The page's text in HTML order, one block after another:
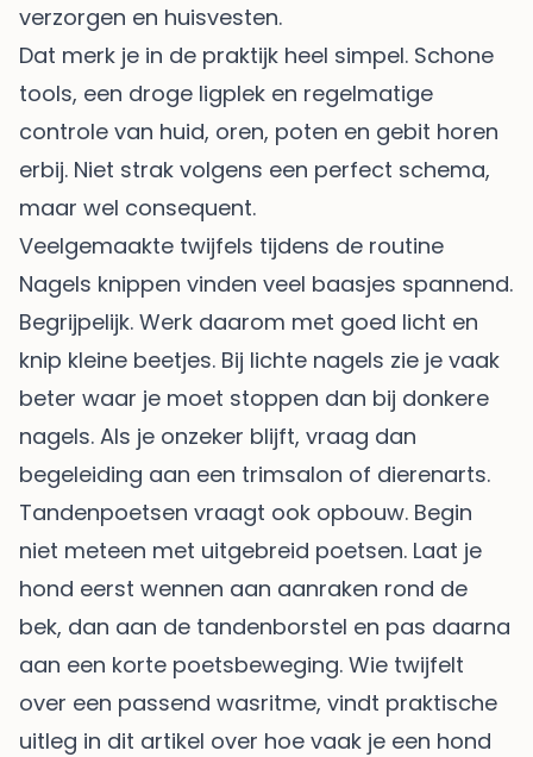
verzorgen en huisvesten.
Dat merk je in de praktijk heel simpel. Schone
tools, een droge ligplek en regelmatige
controle van huid, oren, poten en gebit horen
erbij. Niet strak volgens een perfect schema,
maar wel consequent.
Veelgemaakte twijfels tijdens de routine
Nagels knippen vinden veel baasjes spannend.
Begrijpelijk. Werk daarom met goed licht en
knip kleine beetjes. Bij lichte nagels zie je vaak
beter waar je moet stoppen dan bij donkere
nagels. Als je onzeker blijft, vraag dan
begeleiding aan een trimsalon of dierenarts.
Tandenpoetsen vraagt ook opbouw. Begin
niet meteen met uitgebreid poetsen. Laat je
hond eerst wennen aan aanraken rond de
bek, dan aan de tandenborstel en pas daarna
aan een korte poetsbeweging. Wie twijfelt
over een passend wasritme, vindt praktische
uitleg in dit artikel over hoe vaak je een hond